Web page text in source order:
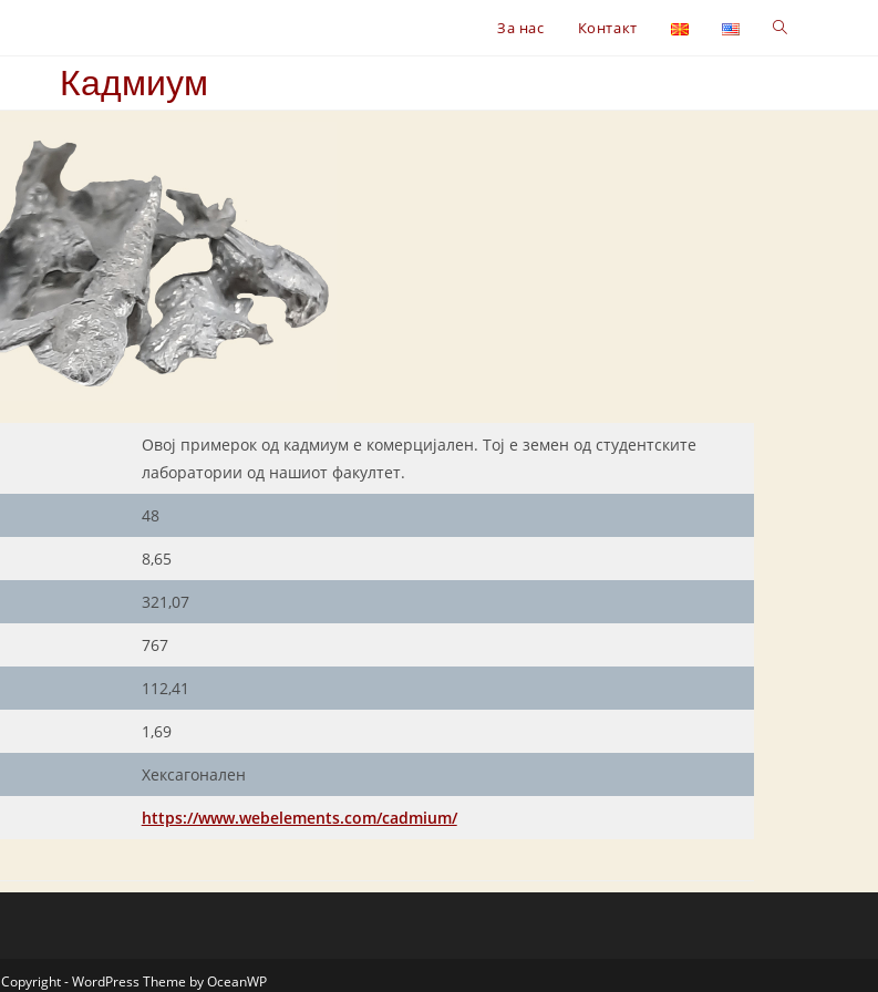
За нас Контакт Toggle
Кадмиум
Овој примерок од кадмиум е комерцијален. Тој е земен од студентските
лаборатории од нашиот факултет.
48
8,65
321,07
767
112,41
1,69
Хексагонален
https://www.webelements.com/cadmium/
Copyright - WordPress Theme by OceanWP